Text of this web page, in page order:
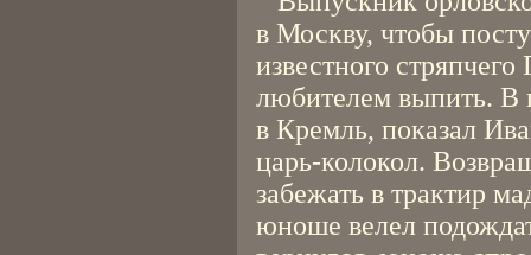
в Москву, чтобы
известного
любителем выпить.
в Кремль, показал
царь-колокол.
забежать в трактир
юноше велел